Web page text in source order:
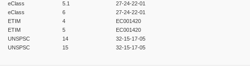
eClass
5.1
27-24-22-01
eClass
6
27-24-22-01
ETIM
4
EC001420
ETIM
5
EC001420
UNSPSC
14
32-15-17-05
UNSPSC
15 32-15-17-05